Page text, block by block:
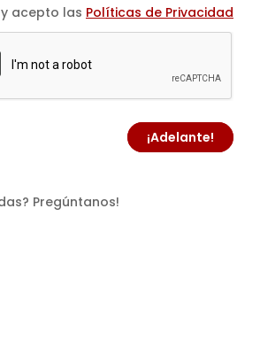
acepto las Políticas de Privacidad
¡Adelante!
Pregúntanos!